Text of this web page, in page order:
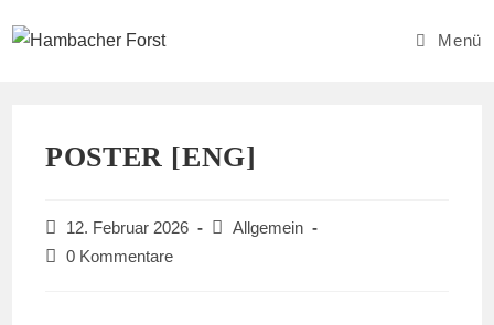
Inhalt
Menü
POSTER [ENG]
Beitrag
veröffentlicht:
12. Februar 2026
Beitrags-
Allgemein
Beitrags-
0 Kommentare